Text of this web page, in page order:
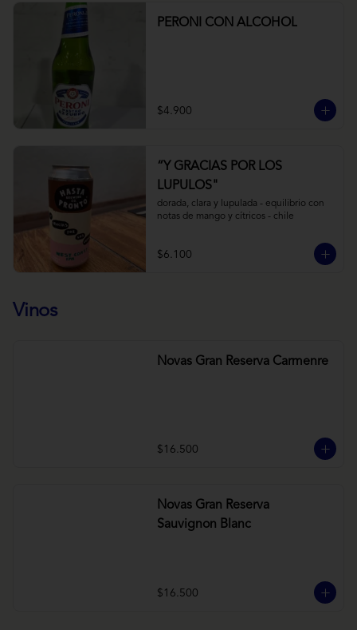
PERONI CON ALCOHOL
$4.900
“Y GRACIAS POR LOS
LUPULOS"
dorada, clara y lupulada - equilibrio con
notas de mango y cítricos - chile
$6.100
Vinos
Novas Gran Reserva Carmenre
$16.500
Novas Gran Reserva
Sauvignon Blanc
$16.500